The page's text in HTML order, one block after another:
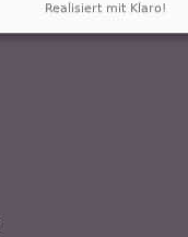
Realisiert mit Klaro!